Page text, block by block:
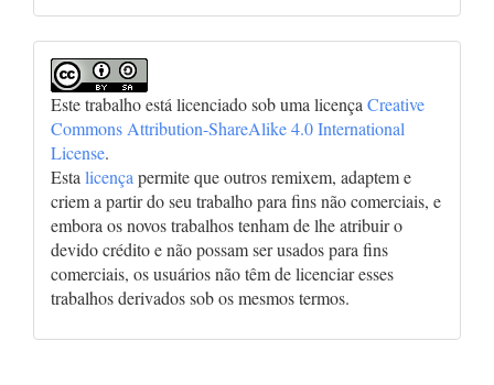
Este trabalho está licenciado sob uma licençaCreative
Commons Attribution-ShareAlike 4.0 International
License.
Estalicençapermite que outros remixem, adaptem e
criem a partir do seu trabalho para fins não comerciais, e
embora os novos trabalhos tenham de lhe atribuir o
devido crédito e não possam ser usados para fins
comerciais, os usuários não têm de licenciar esses
trabalhos derivados sob os mesmos termos.